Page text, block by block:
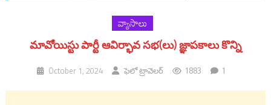
వ్యాసాలు
మావోయిస్టు పార్టీ ఆవిర్భావ సభ(లు) జ్ఞాపకాలు కొన్ని
October 1, 2024 ఫెలో ట్రావెలర్ 1883 1